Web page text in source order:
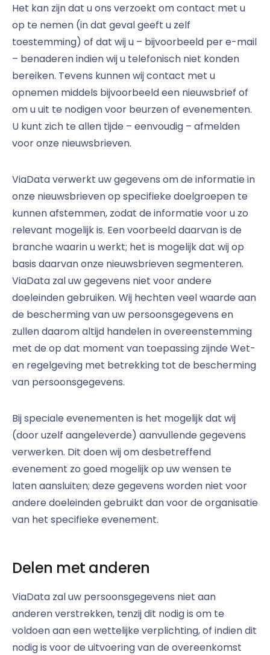
Het kan zijn dat u ons verzoekt om contact met u
op te nemen (in dat geval geeft u zelf
toestemming) of dat wij u – bijvoorbeeld per e-mail
– benaderen indien wij u telefonisch niet konden
bereiken. Tevens kunnen wij contact met u
opnemen middels bijvoorbeeld een nieuwsbrief of
om u uit te nodigen voor beurzen of evenementen.
U kunt zich te allen tijde – eenvoudig – afmelden
voor onze nieuwsbrieven.
ViaData verwerkt uw gegevens om de informatie in
onze nieuwsbrieven op specifieke doelgroepen te
kunnen afstemmen, zodat de informatie voor u zo
relevant mogelijk is. Een voorbeeld daarvan is de
branche waarin u werkt; het is mogelijk dat wij op
basis daarvan onze nieuwsbrieven segmenteren.
ViaData zal uw gegevens niet voor andere
doeleinden gebruiken. Wij hechten veel waarde aan
de bescherming van uw persoonsgegevens en
zullen daarom altijd handelen in overeenstemming
met de op dat moment van toepassing zijnde Wet-
en regelgeving met betrekking tot de bescherming
van persoonsgegevens.
Bij speciale evenementen is het mogelijk dat wij
(door uzelf aangeleverde) aanvullende gegevens
verwerken. Dit doen wij om desbetreffend
evenement zo goed mogelijk op uw wensen te
laten aansluiten; deze gegevens worden niet voor
andere doeleinden gebruikt dan voor de organisatie
van het specifieke evenement.
Delen met anderen
ViaData zal uw persoonsgegevens niet aan
anderen verstrekken, tenzij dit nodig is om te
voldoen aan een wettelijke verplichting, of indien dit
nodig is voor de uitvoering van de overeenkomst